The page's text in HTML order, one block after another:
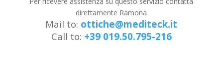
direttamente Ramona
Mail to: ottiche@mediteck.it
Call to: +39 019.50.795-216